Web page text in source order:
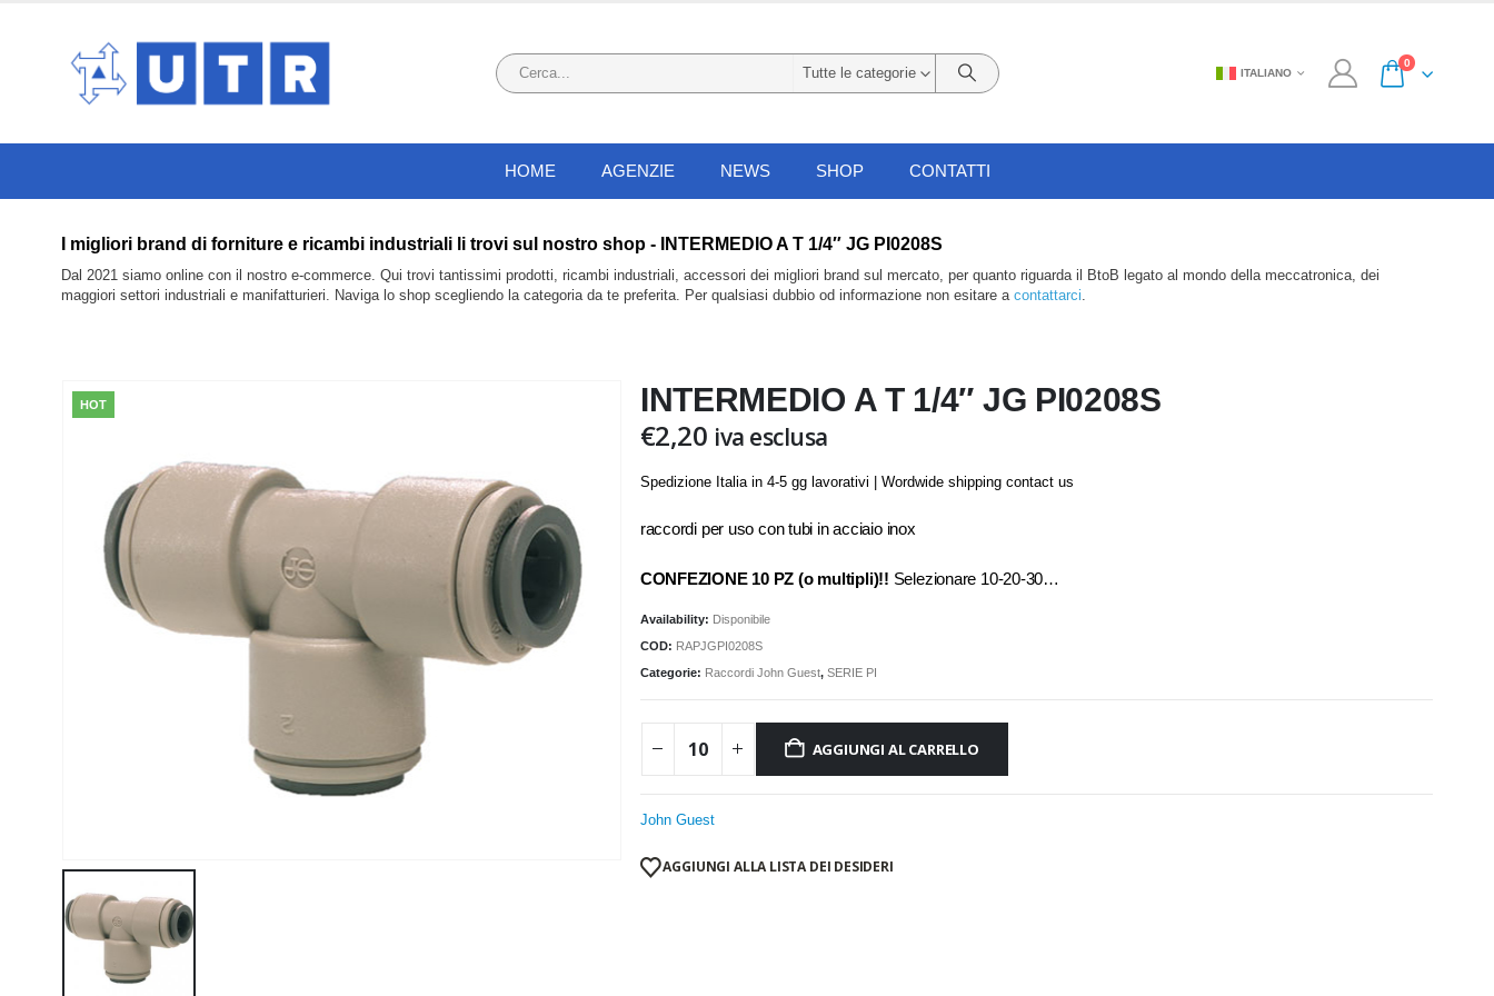
Tutte le categorie ITALIANO
0
HOME AGENZIE NEWS SHOP CONTATTI
I migliori brand di forniture e ricambi industriali li trovi sul nostro shop - INTERMEDIO A T 1/4″ JG PI0208S
Dal 2021 siamo online con il nostro e-commerce. Qui trovi tantissimi prodotti, ricambi industriali, accessori dei migliori brand sul mercato, per quanto riguarda il BtoB legato al mondo della meccatronica, dei
maggiori settori industriali e manifatturieri. Naviga lo shop scegliendo la categoria da te preferita. Per qualsiasi dubbio od informazione non esitare a contattarci
HOT
INTERMEDIO A T 1/4″ JG PI0208S
€2,20 iva esclusa
Spedizione Italia in 4-5 gg lavorativi | Wordwide shipping contact us
raccordi per uso con tubi in acciaio inox
CONFEZIONE 10 PZ (o multipli)!! Selezionare 10-20-30…
Availability: Disponibile
COD: RAPJGPI0208S
Categorie: Raccordi John Guest, SERIE PI
AGGIUNGI AL CARRELLO
John Guest
AGGIUNGI ALLA LISTA DEI DESIDERI